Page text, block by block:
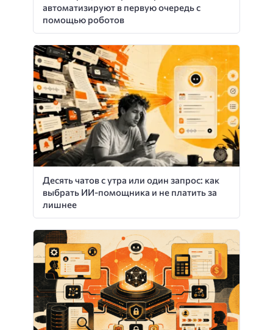
автоматизируют в первую очередь с
помощью роботов
Десять чатов с утра или один запрос: как
выбрать ИИ-помощника и не платить за
лишнее